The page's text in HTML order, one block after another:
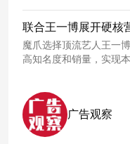
联合王一博展开硬核
魔爪选择顶流艺人王一
高知名度和销量，实现本
广告观察